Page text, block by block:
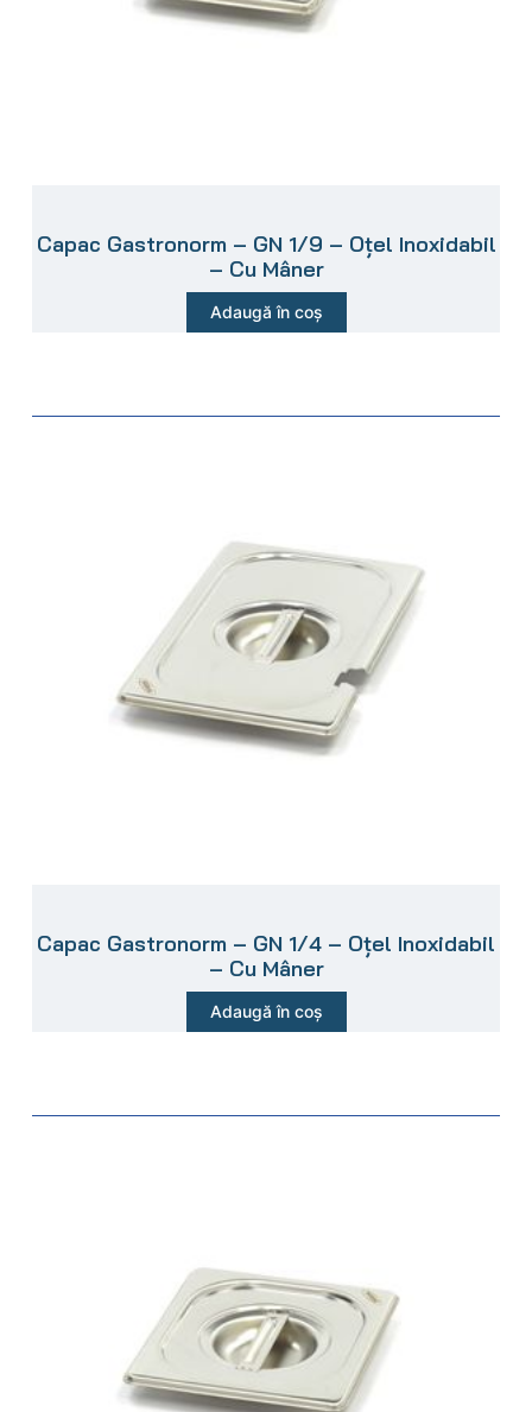
Capac Gastronorm – GN 1/9 – Oțel Inoxidabil
– Cu Mâner
Adaugă în coș
Capac Gastronorm – GN 1/4 – Oțel Inoxidabil
– Cu Mâner
Adaugă în coș